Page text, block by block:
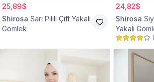
25,89$
Shirosa Sarı Pilili Çift Yakalı
Gömlek
24,82$
Shirosa
Yakalı
(